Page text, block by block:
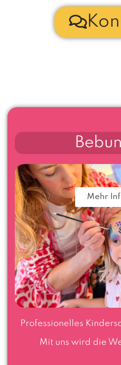
Professionelles
Mit uns wird die
Mehr